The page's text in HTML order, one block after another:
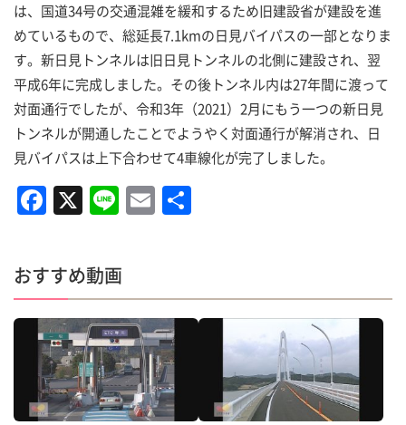
は、国道34号の交通混雑を緩和するため旧建設省が建設を進
めているもので、総延長7.1kmの日見バイパスの一部となりま
す。新日見トンネルは旧日見トンネルの北側に建設され、翌
平成6年に完成しました。その後トンネル内は27年間に渡って
対面通行でしたが、令和3年（2021）2月にもう一つの新日見
トンネルが開通したことでようやく対面通行が解消され、日
見バイパスは上下合わせて4車線化が完了しました。
F
a
c
e
b
o
o
k
X Li
n
e
E
m
l
おすすめ動画